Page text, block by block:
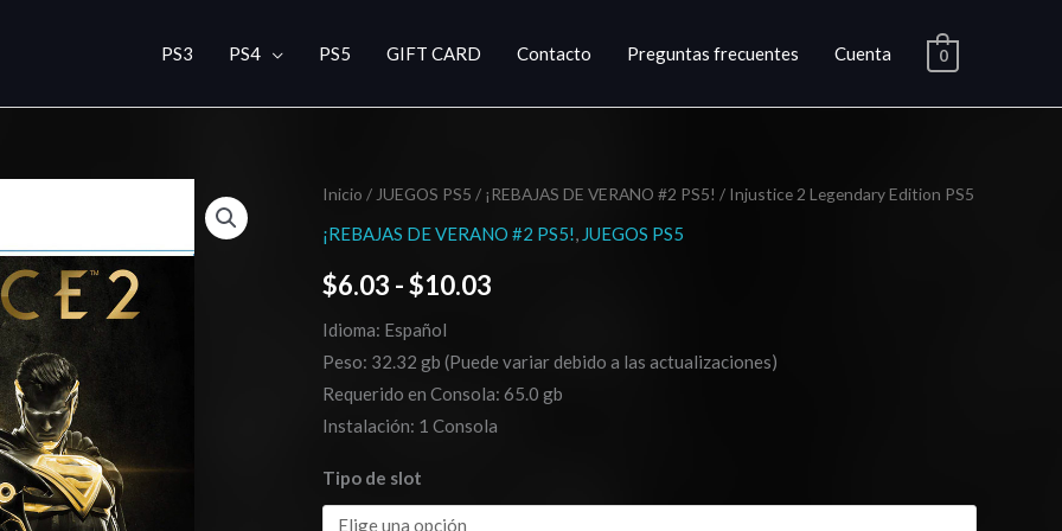
PS3 PS4 PS5 GIFT CARD Contacto Preguntas frecuentes Cuenta 0
Inicio / JUEGOS PS5 / ¡REBAJAS DE VERANO #2 PS5! / Injustice 2 Legendary Edition PS5
¡REBAJAS DE VERANO #2 PS5!, JUEGOS PS5
$6.03 -$10.03
Rango
de
desde
$6.03
Idioma: Español
Peso: 32.32 gb (Puede variar debido a las actualizaciones)
Requerido en Consola: 65.0 gb
Instalación: 1 Consola
Tipo de slot
Injustice
2
Edition
PS5
cantidad